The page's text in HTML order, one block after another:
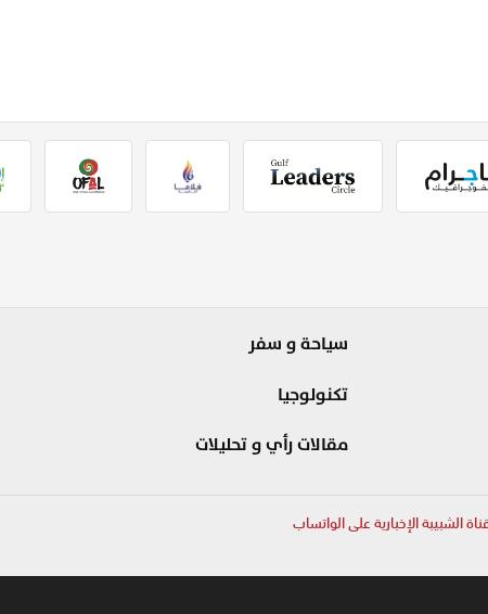
سياحة و سفر
تكنولوجيا
مقالات رأي و تحليلات
الشبيبة الإخبارية على الواتساب